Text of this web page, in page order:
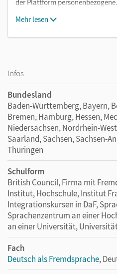
der Plattform
Mehr lesen
Infos
Bundesland
Baden-Württemberg, Bayern,
Bremen, Hamburg, Hessen,
Niedersachsen, Nordrhein-
Saarland, Sachsen, Sachsen-
Thüringen
Schulform
British Council, Firma mit
Institut, Hochschule, Institut
Integrationskursen in DaF,
Sprachenzentrum an einer
an einer Universität,
Fach
Deutsch als Fremdsprache,